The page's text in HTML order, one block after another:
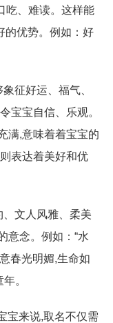
吃、难读。这样能
的优势。例如：好
征好运、福气、
宝宝自信、乐观。
满,意味着着宝宝的
表达着美好和优
文人风雅、柔美
意念。例如：“水
春光明媚,生命如
。
宝来说,取名不仅需